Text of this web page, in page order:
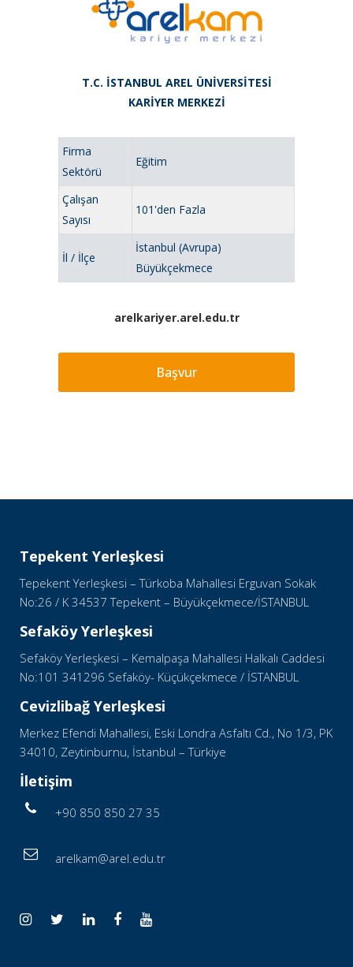
T.C. İSTANBUL AREL ÜNİVERSİTESİ
KARİYER MERKEZİ
Firma
Sektörü
Eğitim
Çalışan
Sayısı
101'den Fazla
İl / İlçe
İstanbul (Avrupa)
Büyükçekmece
arelkariyer.arel.edu.tr
Başvur
Tepekent Yerleşkesi
Tepekent Yerleşkesi – Türkoba Mahallesi Erguvan Sokak
No:26 / K 34537 Tepekent – Büyükçekmece/İSTANBUL
Sefaköy Yerleşkesi
Sefaköy Yerleşkesi – Kemalpaşa Mahallesi Halkalı Caddesi
No:101 341296 Sefaköy- Küçükçekmece / İSTANBUL
Cevizlibağ Yerleşkesi
Merkez Efendi Mahallesi, Eski Londra Asfaltı Cd., No 1/3, PK
34010, Zeytinburnu, İstanbul – Türkiye
İletişim
+90 850 850 27 35
arelkam@arel.edu.tr